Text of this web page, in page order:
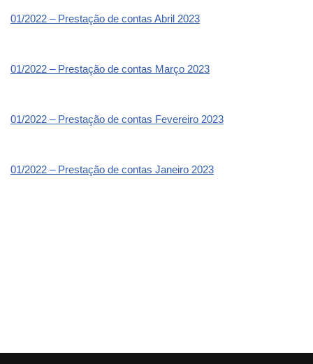
01/2022 – Prestação de contas Abril 2023
01/2022 – Prestação de contas Março 2023
01/2022 – Prestação de contas Fevereiro 2023
01/2022 – Prestação de contas Janeiro 2023